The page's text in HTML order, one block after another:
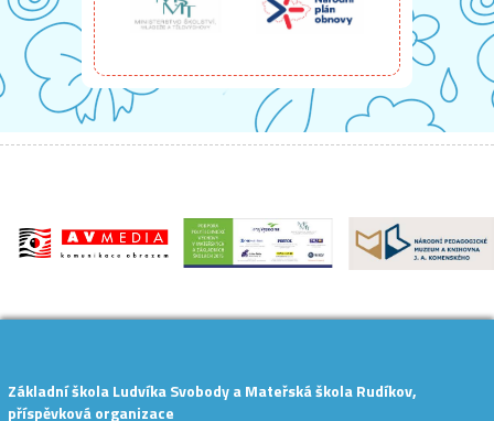
Základní škola Ludvíka Svobody a Mateřská škola Rudíkov,
příspěvková organizace